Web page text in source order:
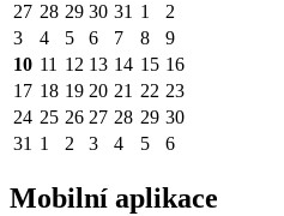
27 28 29 30 31 1
2
3
4 5 6 7 8
9
10 11 12 13 14 15 16
17 18 19 20 21 22 23
24 25 26 27 28 29 30
31 1 2 3 4 5 6
Mobilní aplikace